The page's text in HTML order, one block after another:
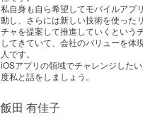
私自身も自ら希望してモバイルアプ
動し、さらには新しい技術を使った
チャを提案して推進していくという
してきていて、会社のバリューを体
人です。
iOSアプリの領域でチャレンジした
度私と話をしましょう。
飯田 有佳子